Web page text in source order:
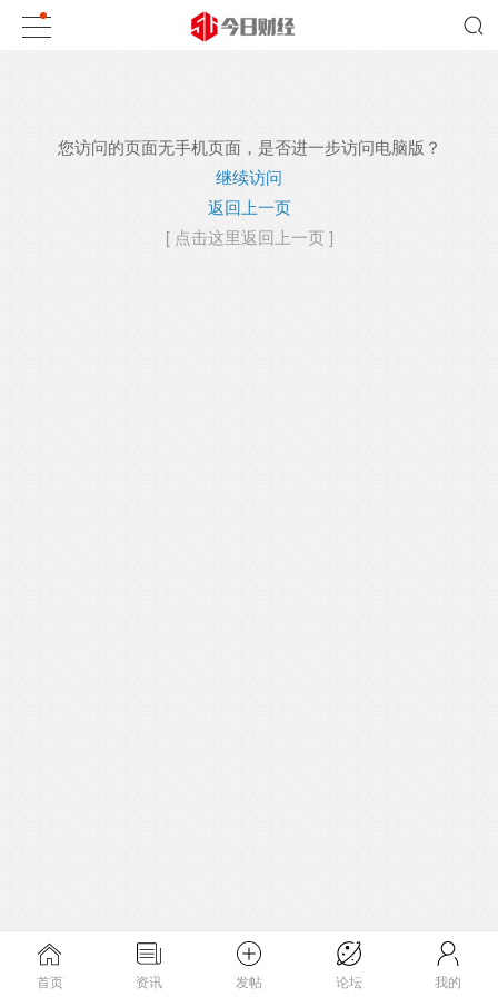
您访问的页面无手机页面，是否进一步访问电脑版？
继续访问
返回上一页
[ 点击这里返回上一页 ]
首页 资讯 发帖 论坛 我的